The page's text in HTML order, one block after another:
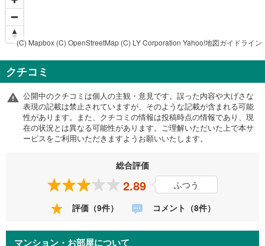
(C) Mapbox (C) OpenStreetMap (C) LY Corporation Yahoo!地図ガイドライン
クチコミ
公開中のクチコミは個人の主観・意見です。誤った内容や大げさな
表現の記載は禁止されていますが、そのような記載が含まれる可能
性があります。また、クチコミの情報は投稿時点の情報であり、現
在の状況とは異なる可能性があります。ご理解いただいた上で本サ
ービスをご利用いただきますようお願いいたします。
総合評価
2.89
ふつう
評価（9件）
コメント（8件）
マンション・お部屋について